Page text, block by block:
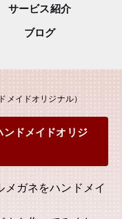
サービス紹介
ブログ
メイドオリジナル）
ンドメイドオリジ
メガネをハンドメイ